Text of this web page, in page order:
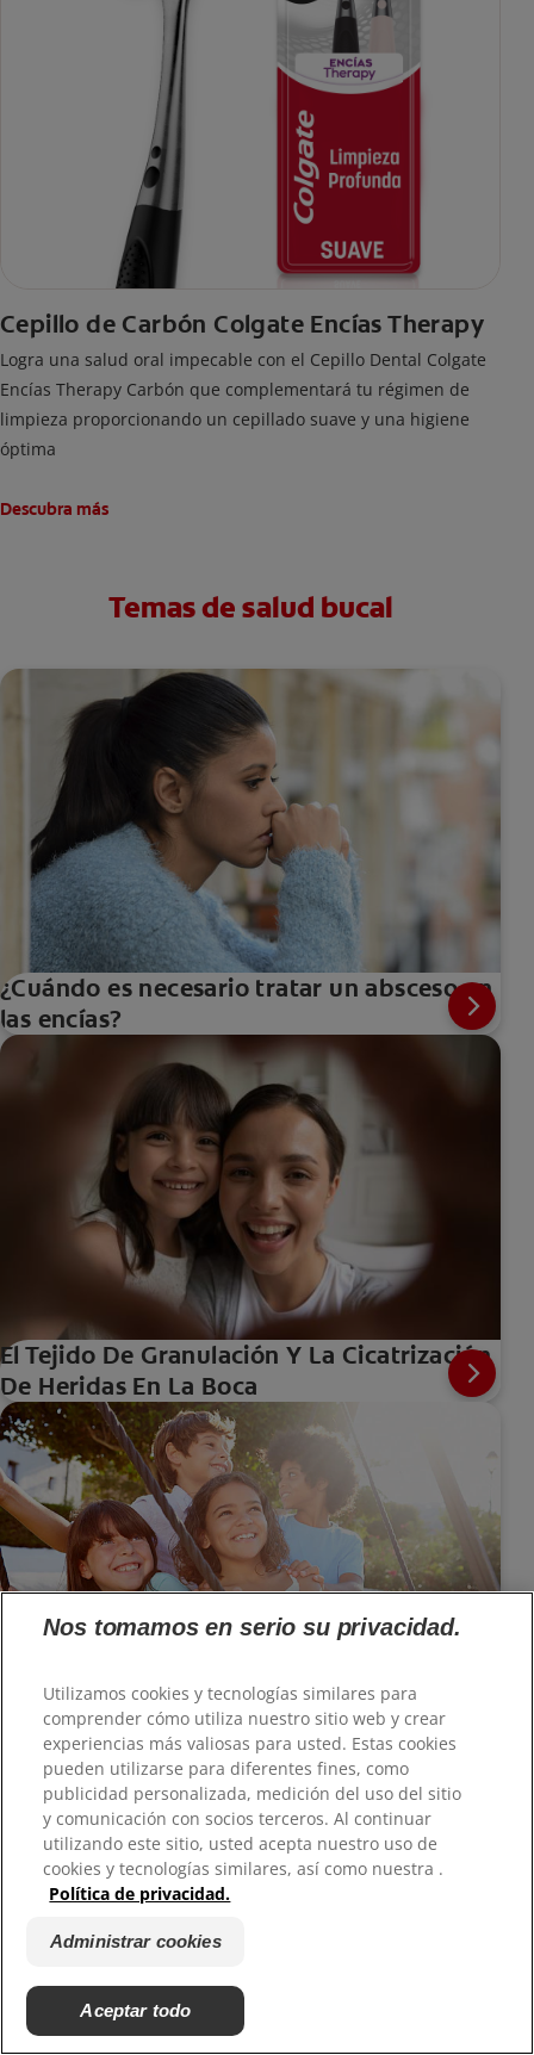
Cepillo de Carbón Colgate Encías Therapy
Logra una salud oral impecable con el Cepillo Dental Colgate
Encías Therapy Carbón que complementará tu régimen de
limpieza proporcionando un cepillado suave y una higiene
óptima
Descubra más
Temas de salud bucal
¿Cuándo es necesario tratar un absceso en
las encías?
El Tejido De Granulación Y La Cicatrización
De Heridas En La Boca
anteriores?
Todo lo que debe saber sobre el paladar
Nos tomamos en serio su privacidad.
Utilizamos cookies y tecnologías similares para
comprender cómo utiliza nuestro sitio web y crear
experiencias más valiosas para usted. Estas cookies
pueden utilizarse para diferentes fines, como
publicidad personalizada, medición del uso del sitio
y comunicación con socios terceros. Al continuar
utilizando este sitio, usted acepta nuestro uso de
cookies y tecnologías similares, así como nuestra .
Política de privacidad.
Administrar cookies
Aceptar todo